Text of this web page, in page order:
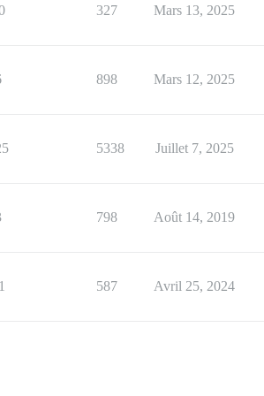
327 Mars 13, 2025
898 Mars 12, 2025
5338 Juillet 7, 2025
798 Août 14, 2019
587 Avril 25, 2024